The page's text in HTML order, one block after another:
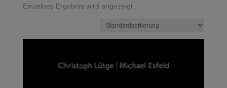
Einzelnes Ergebnis wird angezeigt